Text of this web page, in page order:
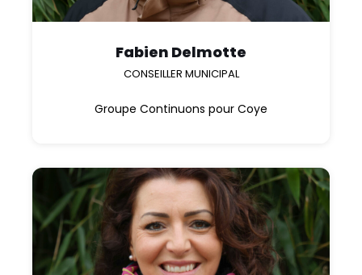
Fabien Delmotte
CONSEILLER MUNICIPAL
Groupe Continuons pour Coye